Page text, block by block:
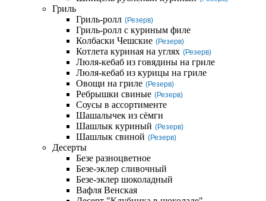
Гриль
Гриль-ролл (Резерв)
Гриль-ролл с куриным филе
Колбаски Чешские (Резерв)
Котлета куриная на углях (Резерв)
Люля-кебаб из говядины на гриле
Люля-кебаб из курицы на гриле
Овощи на гриле (Резерв)
Ребрышки свиные (Резерв)
Соусы в ассортименте
Шашалычек из сёмги
Шашлык куриный (Резерв)
Шашлык свиной (Резерв)
Десерты
Безе разноцветное
Безе-эклер сливочный
Безе-эклер шоколадный
Вафля Венская